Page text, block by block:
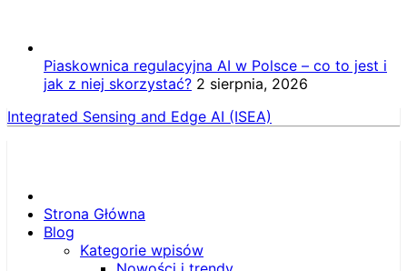
Piaskownica regulacyjna AI w Polsce – co to jest i
jak z niej skorzystać? 2 sierpnia, 2026
Integrated Sensing and Edge AI (ISEA)
Strona Główna
Blog
Kategorie wpisów